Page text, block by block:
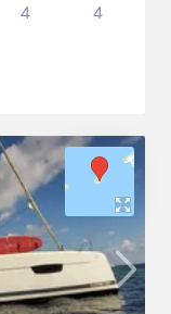
4 4